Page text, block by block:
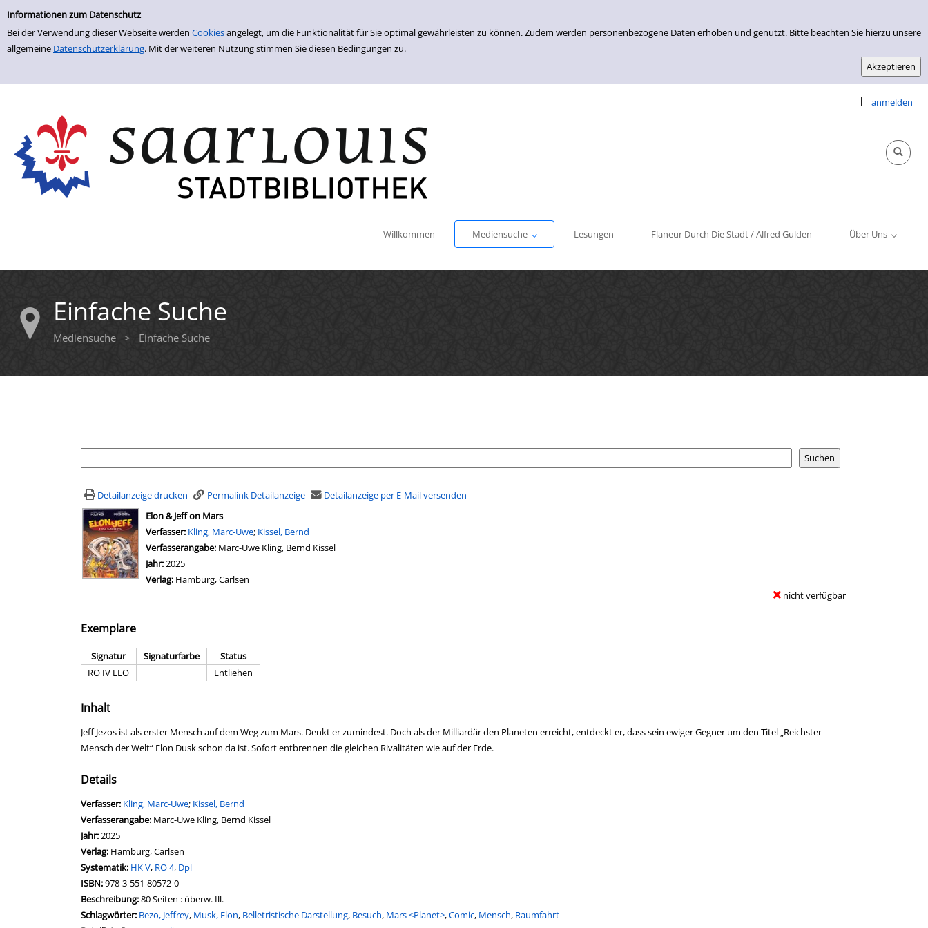
Einfache Suche
Informationen zum Datenschutz
Bei der Verwendung dieser Webseite werden Cookiesangelegt, um die Funktionalität für Sie optimal gewährleisten zu können. Zudem werden personenbezogene Daten erhoben und genutzt. Bitte beachten Sie hierzu unsere
allgemeine Datenschutzerklärung. Mit der weiteren Nutzung stimmen Sie diesen Bedingungen zu.
Zur Detailanzeige springen
| anmelden
Willkommen
Mediensuche
Lesungen Flaneur Durch Die Stadt / Alfred Gulden
Über Uns
Einfache Suche
Mediensuche > Einfache Suche
Detailanzeige drucken Permalink Detailanzeige
Detailanzeige per E-Mail versenden
wird in neuem Tab geöffnet
Elon & Jeff on Mars
Verfasser: Suche nach diesem Verfasser
Kling, Marc-Uwe; Kissel, Bernd
Verfasserangabe: Marc-Uwe Kling, Bernd Kissel
Jahr:2025
Verlag: Hamburg, Carlsen
nicht verfügbar
Exemplare
Signatur Signaturfarbe
Status
RO IV ELO
Entliehen
Inhalt
Jeff Jezos ist als erster Mensch auf dem Weg zum Mars. Denkt er zumindest. Doch als der Milliardär den Planeten erreicht, entdeckt er, dass sein ewiger Gegner um den Titel „Reichster
Mensch der Welt“ Elon Dusk schon da ist. Sofort entbrennen die gleichen Rivalitäten wie auf der Erde.
Details
Verfasser: Suche nach diesem Verfasser
Kling, Marc-Uwe; Kissel, Bernd
Verfasserangabe: Marc-Uwe Kling, Bernd Kissel
Jahr:2025
Verlag: Hamburg, Carlsen
opens in new tab
Diesen Link in neuem Tab öffnen
Systematik: Suche nach dieser Systematik
HK V, RO 4, Dpl
Suche nach diesem Interessenskreis
ISBN:978-3-551-80572-0
Beschreibung:80 Seiten : überw. Ill.
Schlagwörter: Bezo, Jeffrey, Musk, Elon, Belletristische Darstellung, Besuch, Mars <Planet>,Comic, Mensch, Raumfahrt